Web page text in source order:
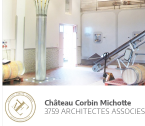
Château Corbin Michotte
3759 ARCHITECTES ASSOCIES